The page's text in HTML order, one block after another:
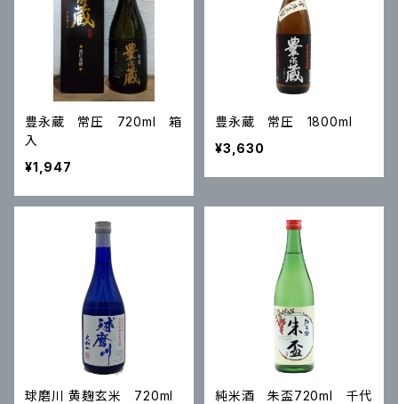
豊永蔵 常圧 720ml 箱
入
¥1,947
豊永蔵 常圧 1800ml
¥3,630
球磨川 黄麹玄米 720ml
純米酒 朱盃720ml 千代